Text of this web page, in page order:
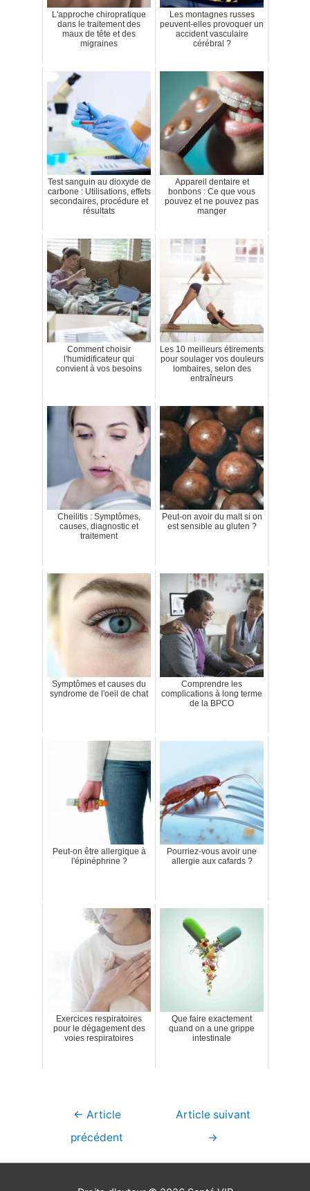
L'approche chiropratique
dans le traitement des
maux de tête et des
migraines
Les montagnes russes
peuvent-elles provoquer un
accident vasculaire
cérébral ?
Test sanguin au dioxyde de
carbone : Utilisations, effets
secondaires, procédure et
résultats
Appareil dentaire et
bonbons : Ce que vous
pouvez et ne pouvez pas
manger
Comment choisir
l'humidificateur qui
convient à vos besoins
Les 10 meilleurs étirements
pour soulager vos douleurs
lombaires, selon des
entraîneurs
Cheilitis : Symptômes,
causes, diagnostic et
traitement
Peut-on avoir du malt si on
est sensible au gluten ?
Symptômes et causes du
syndrome de l'oeil de chat
Comprendre les
complications à long terme
de la BPCO
Peut-on être allergique à
l'épinéphrine ?
Pourriez-vous avoir une
allergie aux cafards ?
Exercices respiratoires
pour le dégagement des
voies respiratoires
Que faire exactement
quand on a une grippe
intestinale
Navigation
← Article
précédent
Article suivant
→